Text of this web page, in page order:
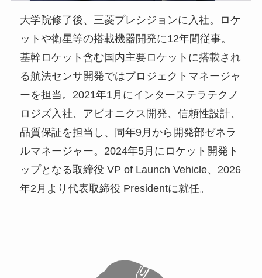
大学院修了後、三菱プレシジョンに入社。ロケ
ットや衛星等の搭載機器開発に12年間従事。
基幹ロケット含む国内主要ロケットに搭載され
る航法センサ開発ではプロジェクトマネージャ
ーを担当。2021年1月にインターステラテクノ
ロジズ入社、アビオニクス開発、信頼性設計、
品質保証を担当し、同年9月から開発部ゼネラ
ルマネージャー。2024年5月にロケット開発ト
ップとなる取締役 VP of Launch Vehicle、2026
年2月より代表取締役 Presidentに就任。